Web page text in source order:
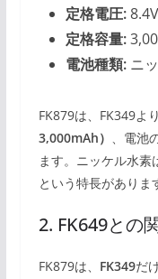
定格電圧:8.4V
定格容量:
電池種類:ニ
FK879は、FK349よ
3,000mAh） 、電池
ます。ニッケル水
という特長がありま
2. FK649との
FK879は、 FK349だ